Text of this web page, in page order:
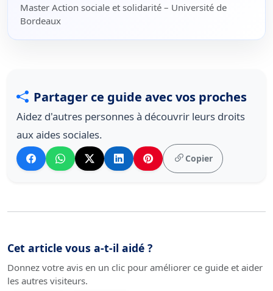
Master Action sociale et solidarité – Université de
Bordeaux
Partager ce guide avec vos proches
Aidez d'autres personnes à découvrir leurs droits
aux aides sociales.
Copier
Cet article vous a-t-il aidé ?
Donnez votre avis en un clic pour améliorer ce guide et aider
les autres visiteurs.